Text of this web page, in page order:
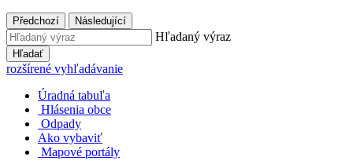
Předchozí Následující
Hľadaný výraz
Hľadať
rozšírené vyhľadávanie
Úradná tabuľa
Hlásenia obce
Odpady
Ako vybaviť
Mapové portály